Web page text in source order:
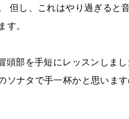
但し、これはやり過ぎると
。
部を手短にレッスンしまし
ナタで手一杯かと思いま